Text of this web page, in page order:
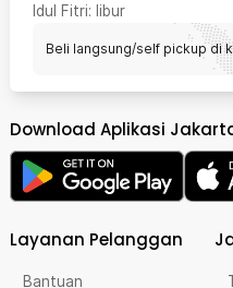
Idul Fitri: libur
Beli langsung/self pickup di
Download Aplikasi
Layanan Pelanggan
Bantuan